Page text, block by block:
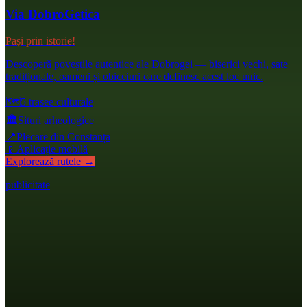
Via DobroGetica
Pași prin istorie!
Descoperă poveștile autentice ale Dobrogei — biserici vechi, sate
tradiționale, oameni și obiceiuri care definesc acest loc unic.
🗺️5 trasee culturale
🏛️Situri arheologice
📍Plecare din Constanța
📱 Aplicație mobilă
Explorează rutele →
publicitate